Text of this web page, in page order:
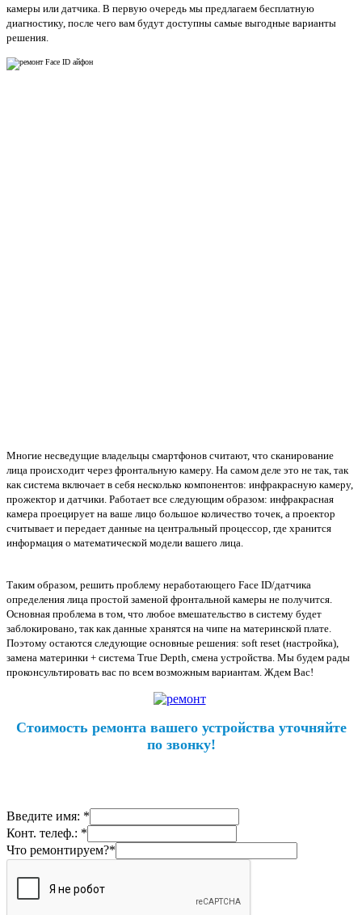
камеры или датчика. В первую очередь мы предлагаем бесплатную
диагностику, после чего вам будут доступны самые выгодные варианты
решения.
Многие несведущие владельцы смартфонов считают, что сканирование
лица происходит через фронтальную камеру. На самом деле это не так, так
как система включает в себя несколько компонентов: инфракрасную камеру,
прожектор и датчики. Работает все следующим образом: инфракрасная
камера проецирует на ваше лицо большое количество точек, а проектор
считывает и передает данные на центральный процессор, где хранится
информация о математической модели вашего лица.
Таким образом, решить проблему неработающего Face ID/датчика
определения лица простой заменой фронтальной камеры не получится.
Основная проблема в том, что любое вмешательство в систему будет
заблокировано, так как данные хранятся на чипе на материнской плате.
Поэтому остаются следующие основные решения: soft reset (настройка),
замена материнки + система True Depth, смена устройства. Мы будем рады
проконсультировать вас по всем возможным вариантам. Ждем Вас!
Стоимость ремонта вашего устройства уточняйте
по звонку!
Введите имя: *
Конт. телеф.: *
Что ремонтируем?*